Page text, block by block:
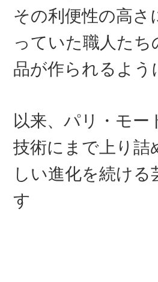
その利便性の高さ
っていた職人た
品が作られるよう
以来、パリ・モ
技術にまで上り詰
しい進化を続け
す